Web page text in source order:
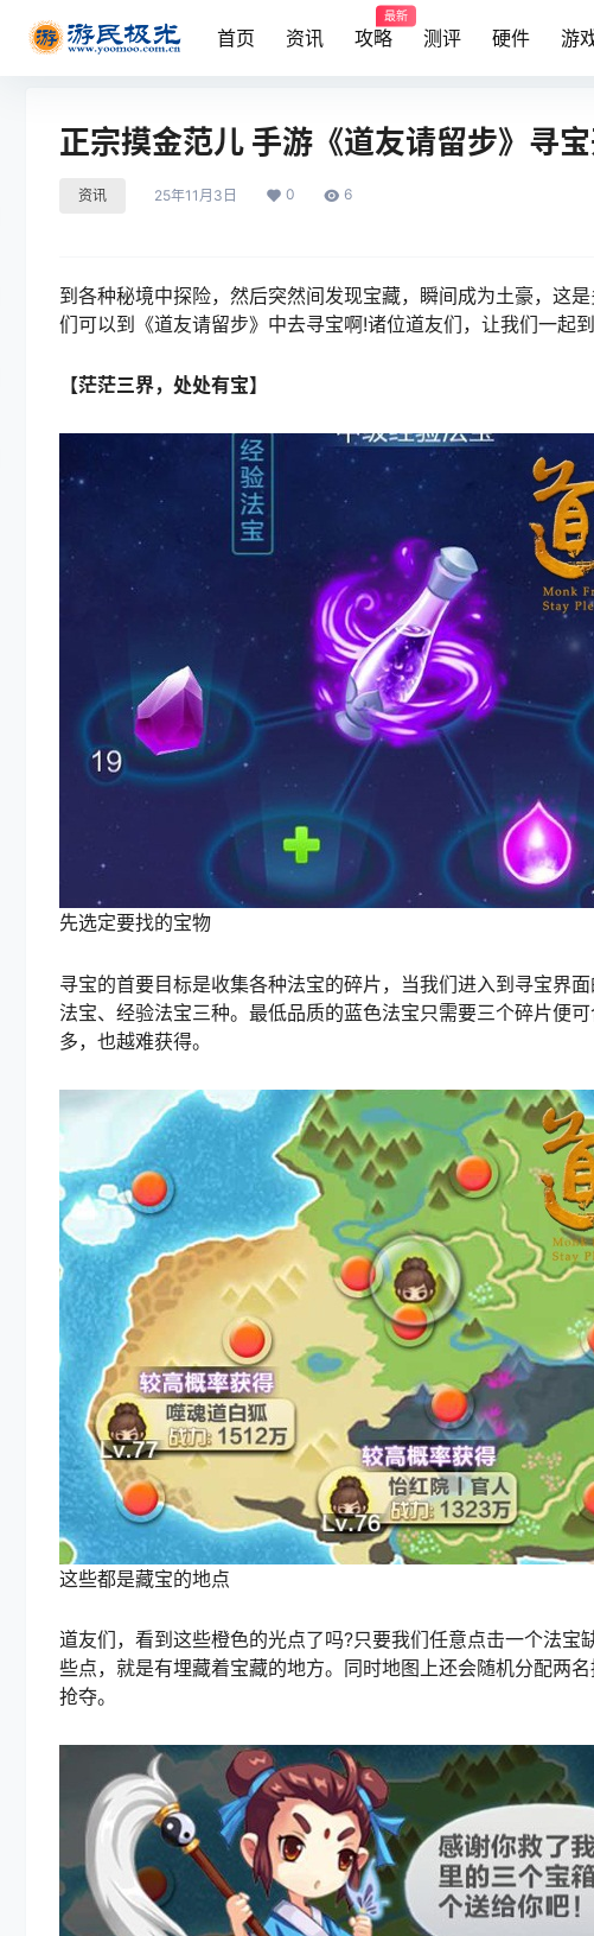
首页 资讯 攻略
最新
测评 硬件 游
正宗摸金范儿 手游《道友请留步》寻
资讯 25年11月3日 0 6
到各种秘境中探险，然后突然间发现宝藏，瞬间成为土豪，这
们可以到《道友请留步》中去寻宝啊!诸位道友们，让我们一起
【茫茫三界，处处有宝】
先选定要找的宝物
寻宝的首要目标是收集各种法宝的碎片，当我们进入到寻宝界
法宝、经验法宝三种。最低品质的蓝色法宝只需要三个碎片便
多，也越难获得。
这些都是藏宝的地点
道友们，看到这些橙色的光点了吗?只要我们任意点击一个法
些点，就是有埋藏着宝藏的地方。同时地图上还会随机分配两
抢夺。